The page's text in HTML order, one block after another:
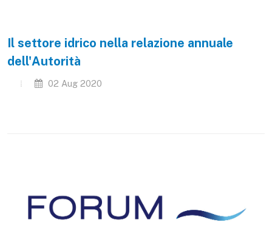
Il settore idrico nella relazione annuale
dell'Autorità
02 Aug 2020